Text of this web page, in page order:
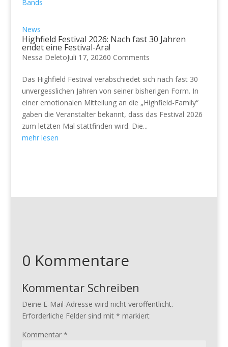
News
Highfield Festival 2026: Nach fast 30 Jahren
endet eine Festival-Ära!
Nessa DeletoJuli 17, 20260 Comments
Das Highfield Festival verabschiedet sich nach fast 30
unvergesslichen Jahren von seiner bisherigen Form. In
einer emotionalen Mitteilung an die „Highfield-Family“
gaben die Veranstalter bekannt, dass das Festival 2026
zum letzten Mal stattfinden wird. Die...
mehr lesen
0 Kommentare
Kommentar Schreiben
Deine E-Mail-Adresse wird nicht veröffentlicht.
Erforderliche Felder sind mit * markiert
Kommentar *